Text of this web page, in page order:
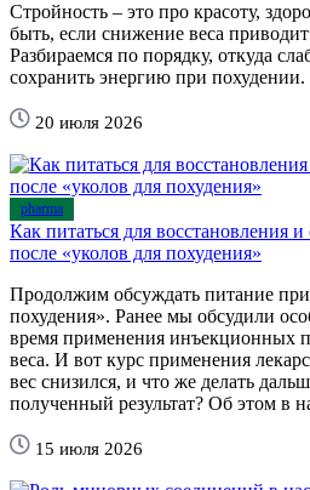
Стройность – это про красоту,
быть, если снижение веса
Разбираемся по порядку, откуда
сохранить энергию при похудении.
20 июля 2026
pharma
Как питаться для восстановления и
после «уколов для похудения»
Продолжим обсуждать питание
похудения». Ранее мы обсудили
время применения инъекционных
веса. И вот курс применения
вес снизился, и что же делать
полученный результат? Об этом в
15 июля 2026